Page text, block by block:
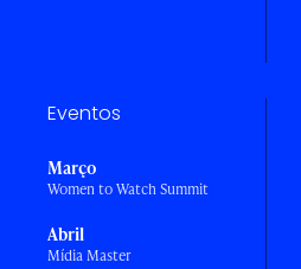
Eventos
Março
Women to Watch Summit
Abril
Mídia Master